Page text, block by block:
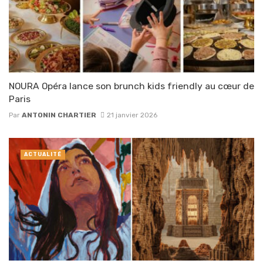
NOURA Opéra lance son brunch kids friendly au cœur de
Paris
Par ANTONIN CHARTIER 21 janvier 2026
ACTUALITÉ